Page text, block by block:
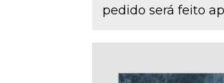
pedido será feito